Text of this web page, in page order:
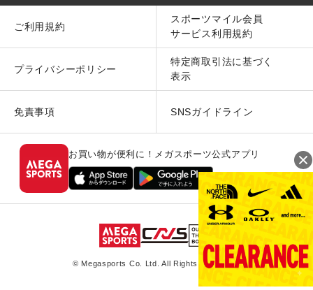
ご利用規約
スポーツマイル会員
サービス利用規約
プライバシーポリシー
特定商取引法に基づく
表示
免責事項 SNSガイドライン
お買い物が便利に！メガスポーツ公式アプリ
© Megasports Co. Ltd. All Rights Reserved.